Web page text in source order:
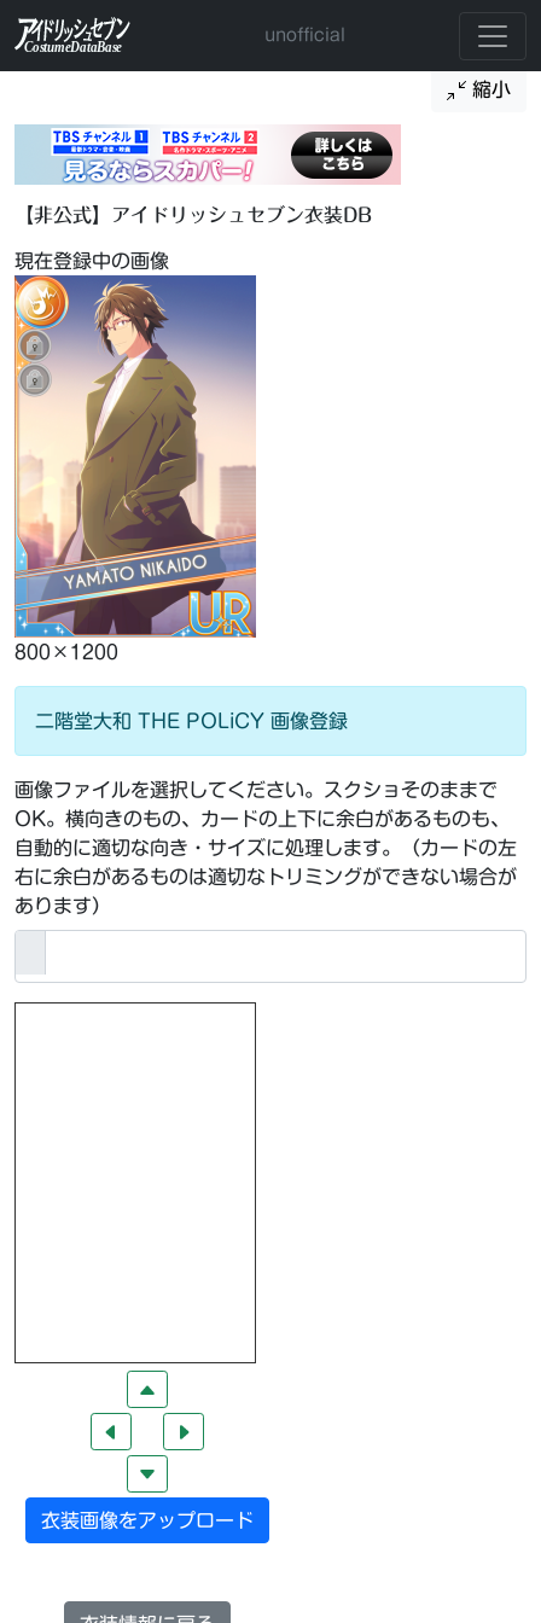
unofficial
縮小
【非公式】アイドリッシュセブン衣装DB
現在登録中の画像
800×1200
二階堂大和 THE POLiCY 画像登録
画像ファイルを選択してください。スクショそのままで
OK。横向きのもの、カードの上下に余白があるものも、
自動的に適切な向き・サイズに処理します。（カードの左
右に余白があるものは適切なトリミングができない場合が
あります）
衣装画像をアップロード